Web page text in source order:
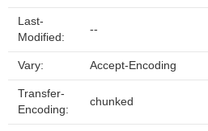
Last-
Modified:
--
Vary: Accept-Encoding
Transfer-
Encoding:
chunked